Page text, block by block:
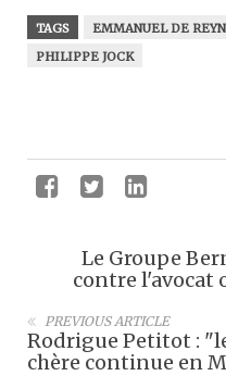
TAGS EMMANUEL DE
PHILIPPE JOCK
Le Groupe
contre l'avocat
PREVIOUS ARTICLE
Rodrigue Petitot :
chère continue en